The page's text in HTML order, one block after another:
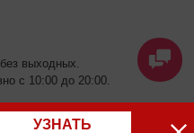
выходных.
с 10:00 до 20:00.
УЗНАТЬ